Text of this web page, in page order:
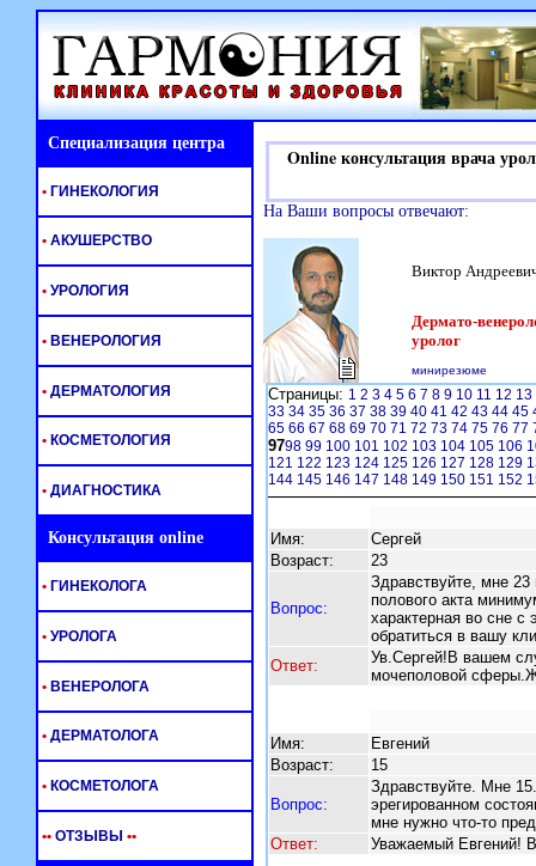
Специализация центра
Online консультация врача
На Ваши вопросы отвечают:
Виктор
Дермато-
уролог
минирезюме
Страницы: 1 2 3 4 5 6 7 8 9 10 11 12 13
33 34 35 36 37 38 39 40 41 42 43 44 45
65 66 67 68 69 70 71 72 73 74 75 76 77
9798 99 100 101 102 103 104 105 106
121 122 123 124 125 126 127 128 129
144 145 146 147 148 149 150 151 152
Имя:
Сергей
Возраст:
23
Вопрос:
Здравствуйте, мне 23
полового акта
характерная во сне с
обратиться в вашу
Ответ:
Ув.Сергей!В вашем
мочеполовой
Имя:
Евгений
Возраст:
15
Вопрос:
Здравствуйте. Мне
эрегированном
мне нужно что-то
Ответ:
Уважаемый Евгений!
• ГИНЕКОЛОГИЯ
• АКУШЕРСТВО
• УРОЛОГИЯ
• ВЕНЕРОЛОГИЯ
• ДЕРМАТОЛОГИЯ
• КОСМЕТОЛОГИЯ
• ДИАГНОСТИКА
Консультация online
• ГИНЕКОЛОГА
• УРОЛОГА
• ВЕНЕРОЛОГА
• ДЕРМАТОЛОГА
• КОСМЕТОЛОГА
•• ОТЗЫВЫ ••